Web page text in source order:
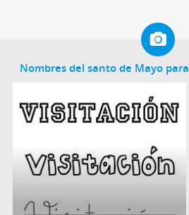
Nombres del santo de Mayo